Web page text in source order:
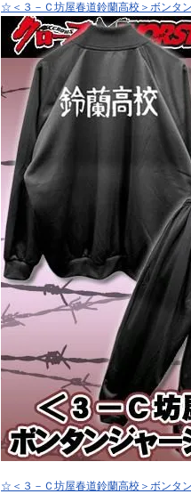
☆＜３－Ｃ坊屋春道鈴蘭高校＞ボン
☆＜３－Ｃ坊屋春道鈴蘭高校＞ボン